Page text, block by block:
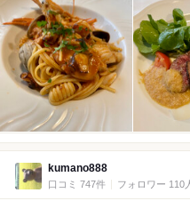
kumano888
口コミ 747件 フォロワー 110